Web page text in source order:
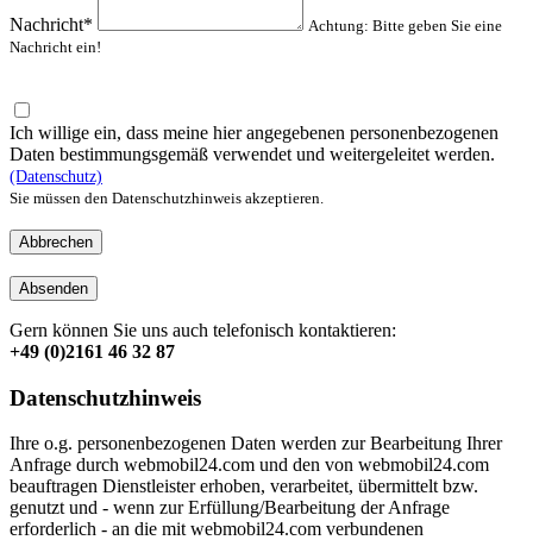
Nachricht*
Achtung: Bitte geben Sie eine
Nachricht ein!
Ich willige ein, dass meine hier angegebenen personenbezogenen
Daten bestimmungsgemäß verwendet und weitergeleitet werden.
(Datenschutz)
Sie müssen den Datenschutzhinweis akzeptieren.
Abbrechen
Absenden
Gern können Sie uns auch telefonisch kontaktieren:
+49 (0)2161 46 32 87
Datenschutzhinweis
Ihre o.g. personenbezogenen Daten werden zur Bearbeitung Ihrer
Anfrage durch webmobil24.com und den von webmobil24.com
beauftragen Dienstleister erhoben, verarbeitet, übermittelt bzw.
genutzt und - wenn zur Erfüllung/Bearbeitung der Anfrage
erforderlich - an die mit webmobil24.com verbundenen